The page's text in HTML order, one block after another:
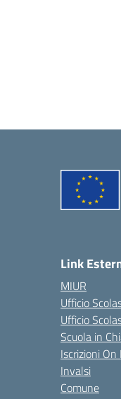
Link
MIUR
Ufficio
Ufficio
Scuola in
Iscrizioni On
Invalsi
Comune